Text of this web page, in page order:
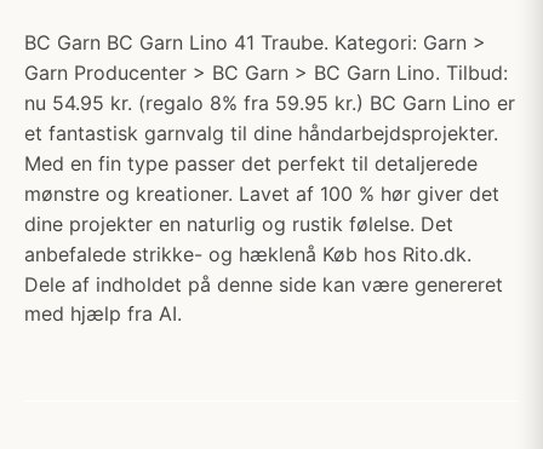
BC Garn BC Garn Lino 41 Traube. Kategori: Garn >
Garn Producenter > BC Garn > BC Garn Lino. Tilbud:
nu 54.95 kr. (regalo 8% fra 59.95 kr.) BC Garn Lino er
et fantastisk garnvalg til dine håndarbejdsprojekter.
Med en fin type passer det perfekt til detaljerede
mønstre og kreationer. Lavet af 100 % hør giver det
dine projekter en naturlig og rustik følelse. Det
anbefalede strikke- og hæklenå Køb hos Rito.dk.
Dele af indholdet på denne side kan være genereret
med hjælp fra AI.